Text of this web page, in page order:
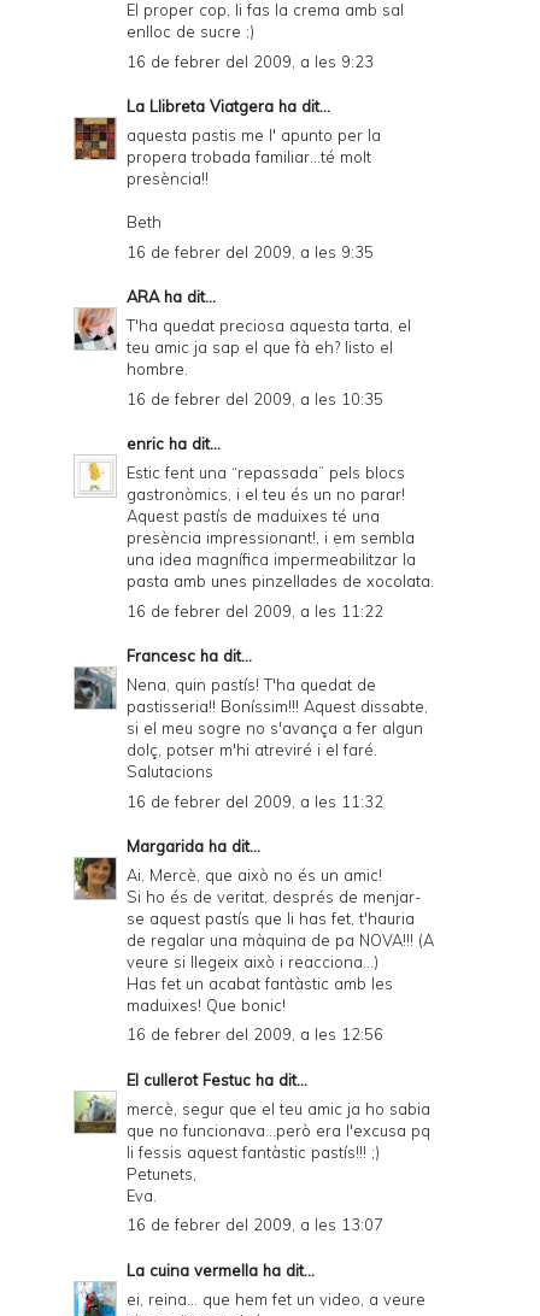
El proper cop, li fas la crema amb sal
enlloc de sucre ;)
16 de febrer del 2009, a les 9:23
La Llibreta Viatgera ha dit...
aquesta pastis me l' apunto per la
propera trobada familiar...té molt
presència!!
Beth
16 de febrer del 2009, a les 9:35
ARAha dit...
T'ha quedat preciosa aquesta tarta, el
teu amic ja sap el que fà eh? listo el
hombre.
16 de febrer del 2009, a les 10:35
enric ha dit...
Estic fent una “repassada” pels blocs
gastronòmics, i el teu és un no parar!
Aquest pastís de maduixes té una
presència impressionant!, i em sembla
una idea magnífica impermeabilitzar la
pasta amb unes pinzellades de xocolata.
16 de febrer del 2009, a les 11:22
Francesc ha dit...
Nena, quin pastís! T'ha quedat de
pastisseria!! Boníssim!!! Aquest dissabte,
si el meu sogre no s'avança a fer algun
dolç, potser m'hi atreviré i el faré.
Salutacions
16 de febrer del 2009, a les 11:32
Margarida ha dit...
Ai, Mercè, que això no és un amic!
Si ho és de veritat, després de menjar-
se aquest pastís que li has fet, t'hauria
de regalar una màquina de pa NOVA!!! (A
veure si llegeix això i reacciona...)
Has fet un acabat fantàstic amb les
maduixes! Que bonic!
16 de febrer del 2009, a les 12:56
El cullerot Festuc ha dit...
mercè, segur que el teu amic ja ho sabia
que no funcionava...però era l'excusa pq
li fessis aquest fantàstic pastís!!! ;)
Petunets,
Eva.
16 de febrer del 2009, a les 13:07
La cuina vermella ha dit...
ei, reina... que hem fet un video, a veure